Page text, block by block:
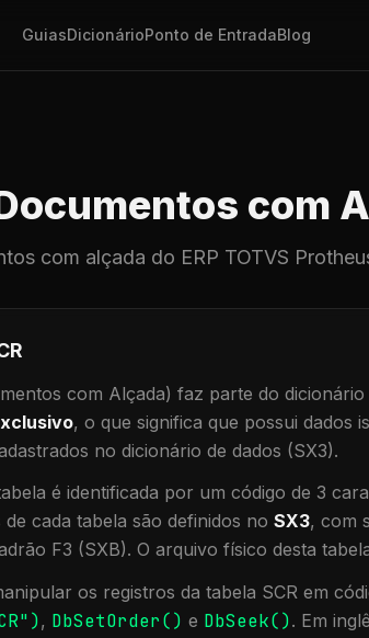
GuiasDicionárioPonto de EntradaBlog
com
com alçada do ERP TOTVS
com Alçada) faz parte do dicionário
, o que significa que possui dados
no dicionário de dados (SX3).
é identificada por um código de 3
cada tabela são definidos no SX3, com
F3 (SXB). O arquivo físico desta
os registros da tabela SCR em
"), DbSetOrder() e DbSeek(). Em